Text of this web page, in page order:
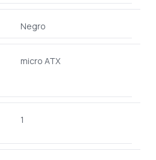
Negro
micro ATX
1